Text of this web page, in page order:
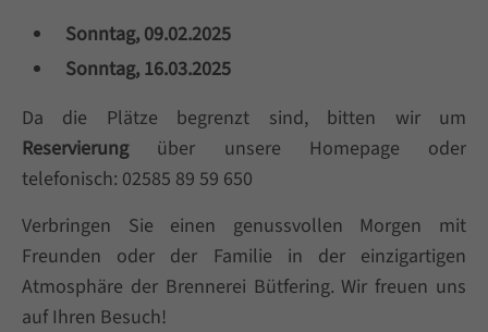
Aenean commodo ligula eget dolor. Aenean
dis parturient montes, nascetur ridiculus mus.
Donec quam felis, ultricies nec.
Sonntag, 09.02.2025
Sonntag, 16.03.2025
Da die Plätze begrenzt sind, bitten wir um
Reservierungüber unsere Homepage oder
telefonisch: 02585 89 59 650
Verbringen Sie einen genussvollen Morgen mit
Freunden oder der Familie in der einzigartigen
Atmosphäre der Brennerei Bütfering. Wir freuen uns
auf Ihren Besuch!